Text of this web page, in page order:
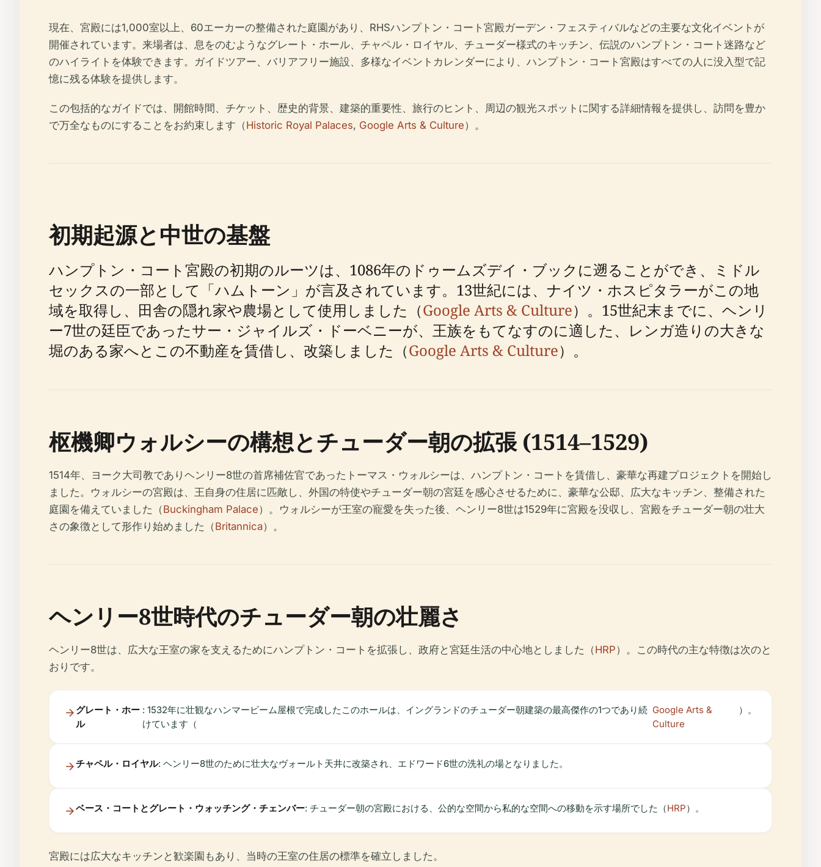
現在、宮殿には1,000室以上、60エーカーの整備された庭園があり、RHSハンプトン・コート宮殿ガーデン・フェスティバルなどの主要な文化イベントが
開催されています。来場者は、息をのむようなグレート・ホール、チャペル・ロイヤル、チューダー様式のキッチン、伝説のハンプトン・コート迷路など
のハイライトを体験できます。ガイドツアー、バリアフリー施設、多様なイベントカレンダーにより、ハンプトン・コート宮殿はすべての人に没入型で記
憶に残る体験を提供します。
この包括的なガイドでは、開館時間、チケット、歴史的背景、建築的重要性、旅行のヒント、周辺の観光スポットに関する詳細情報を提供し、訪問を豊か
で万全なものにすることをお約束します（Historic Royal Palaces, Google Arts & Culture）。
初期起源と中世の基盤
ハンプトン・コート宮殿の初期のルーツは、1086年のドゥームズデイ・ブックに遡ることができ、ミドル
セックスの一部として「ハムトーン」が言及されています。13世紀には、ナイツ・ホスピタラーがこの地
域を取得し、田舎の隠れ家や農場として使用しました（Google Arts & Culture）。15世紀末までに、ヘンリ
ー7世の廷臣であったサー・ジャイルズ・ドーベニーが、王族をもてなすのに適した、レンガ造りの大きな
堀のある家へとこの不動産を賃借し、改築しました（Google Arts & Culture）。
枢機卿ウォルシーの構想とチューダー朝の拡張 (1514–1529)
1514年、ヨーク大司教でありヘンリー8世の首席補佐官であったトーマス・ウォルシーは、ハンプトン・コートを賃借し、豪華な再建プロジェクトを開始し
ました。ウォルシーの宮殿は、王自身の住居に匹敵し、外国の特使やチューダー朝の宮廷を感心させるために、豪華な公邸、広大なキッチン、整備された
庭園を備えていました（Buckingham Palace）。ウォルシーが王室の寵愛を失った後、ヘンリー8世は1529年に宮殿を没収し、宮殿をチューダー朝の壮大
さの象徴として形作り始めました（Britannica）。
ヘンリー8世時代のチューダー朝の壮麗さ
ヘンリー8世は、広大な王室の家を支えるためにハンプトン・コートを拡張し、政府と宮廷生活の中心地としました（HRP）。この時代の主な特徴は次のと
おりです。
グレート・ホー
ル
: 1532年に壮観なハンマービーム屋根で完成したこのホールは、イングランドのチューダー朝建築の最高傑作の1つであり続
けています（
Google Arts &
Culture
）。
チャペル・ロイヤル: ヘンリー8世のために壮大なヴォールト天井に改築され、エドワード6世の洗礼の場となりました。
ベース・コートとグレート・ウォッチング・チェンバー: チューダー朝の宮殿における、公的な空間から私的な空間への移動を示す場所でした（HRP）。
宮殿には広大なキッチンと歓楽園もあり、当時の王室の住居の標準を確立しました。